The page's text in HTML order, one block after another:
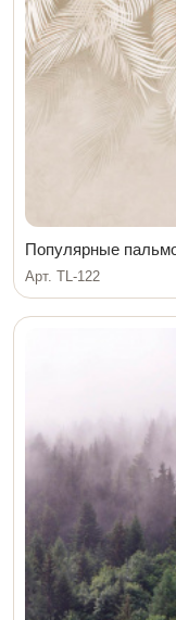
Популярные
Арт. TL-122